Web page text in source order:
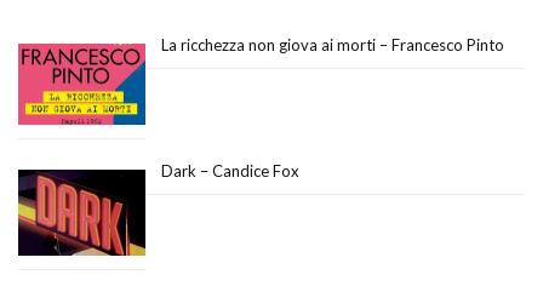
La ricchezza non giova ai morti – Francesco Pinto
Dark – Candice Fox